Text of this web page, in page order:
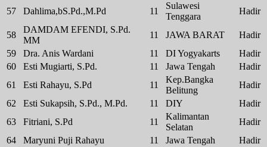
57 Dahlima,bS.Pd.,M.Pd 11
Sulawesi
Tenggara
Hadir
58
DAMDAM EFENDI, S.Pd.
MM
11 JAWA BARAT
Hadir
59
Dra. Anis Wardani 11 DI Yogyakarts
Hadir
60
Esti Mugiarti, S.Pd. 11 Jawa Tengah
Hadir
61
Esti Rahayu, S.Pd 11
Kep.Bangka
Belitung
Hadir
62
Esti Sukapsih, S.Pd., M.Pd. 11 DIY
Hadir
63
Fitriani, S.Pd 11
Kalimantan
Selatan
Hadir
64
Maryuni Puji Rahayu 11 Jawa Tengah Hadir